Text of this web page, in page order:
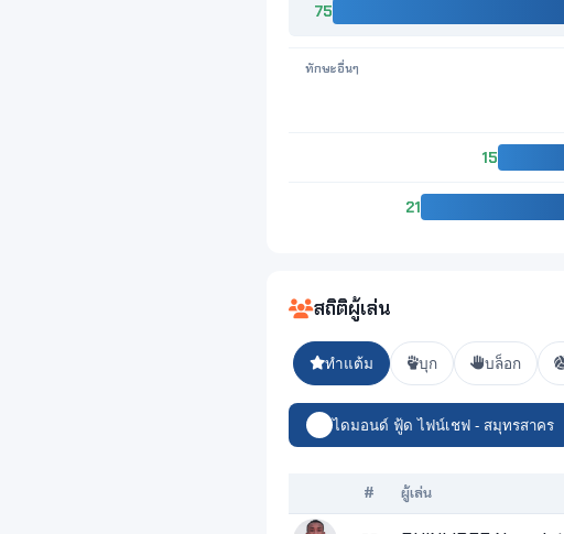
75
ทักษะอื่นๆ
15
21
สถิติผู้เล่น
ทำแต้ม บุก บล็อก
ไดมอนด์ ฟู้ด ไฟน์เชฟ - สมุทรสาคร
# ผู้เล่น